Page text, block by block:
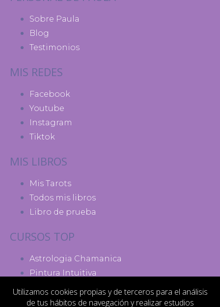
Sobre Paula
Blog
Testimonios
MIS REDES
Facebook
Youtube
Instagram
Tiktok
MIS LIBROS
Mis Tarots
Todos mis libros
Libro de prueba
CURSOS TOP
Astrologia Chamanica
Pintura Intuitiva
Madres de Poder
Utilizamos cookies propias y de terceros para el análisis
de tus hábitos de navegación y realizar estudios